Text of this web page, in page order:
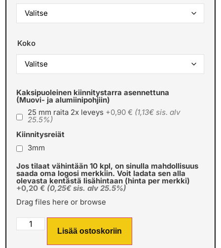
Koko
Kaksipuoleinen kiinnitystarra asennettuna
(Muovi- ja alumiinipohjiin)
25 mm raita 2x leveys +0,90 € (1,13€ sis. alv
25.5%)
Kiinnitysreiät
3mm
Jos tilaat vähintään 10 kpl, on sinulla mahdollisuus
saada oma logosi merkkiin. Voit ladata sen alla
olevasta kentästä lisähintaan (hinta per merkki)
+0,20 € (0,25€ sis. alv 25.5%)
Drag files here or browse
Lisää ostoskoriin